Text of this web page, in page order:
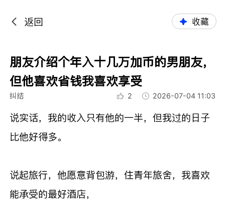
返回 收藏
朋友介绍个年入十几万加币的男朋友，
但他喜欢省钱我喜欢享受
纠结 2 2026-07-04 11:03
说实话，我的收入只有他的一半，但我过的日子
比他好得多。
说起旅行，他愿意背包游，住青年旅舍，我喜欢
能承受的最好酒店，